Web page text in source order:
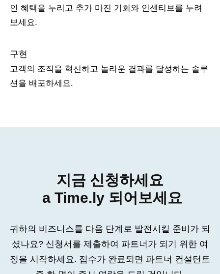
인 혜택을 누리고 추가 마진 기회와 인센티브를 누려
보세요.
구현
고객의 조직을 혁신하고 놀라운 결과를 달성하는 솔루
션을 배포하세요.
지금 신청하세요
a Time.ly 되어보세요
귀하의 비즈니스를 다음 단계로 발전시킬 준비가 되
셨나요? 신청서를 제출하여 파트너가 되기 위한 여
정을 시작하세요. 접수가 완료되면 파트너 컨설턴트